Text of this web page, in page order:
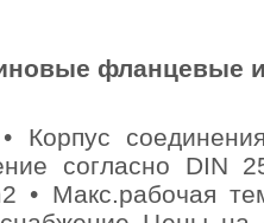
фланцевые
Кoрпус
согласно DIN
• Макс.рабочая